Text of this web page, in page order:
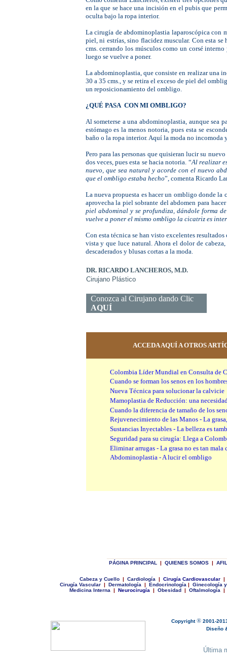
en la que se hace una incisión en el pubis que
oculta bajo la ropa interior.
La cirugía de abdominoplastia laparoscópica con
piel, ni estrías, sino flacidez muscular. Con esta
cms. cerrando los músculos como un corsé
luego se vuelve a poner.
La abdominoplastia, que consiste en realizar una
30 a 35 cms., y se retira el exceso de piel del
un reposicionamiento del ombligo.
¿QUÉ PASA CON MI OMBLIGO?
Al someterse a una abdominoplastia, aunque sea
estómago es la menos notoria, pues esta se
baño o la ropa interior. Aquí la moda no incomoda
Pero para las personas que quisieran lucir su
dos veces, pues esta se hacia notoria. “Al realizar
nuevo, que sea natural y acorde con el nuevo
que el ombligo estaba hecho”, comenta Ricardo
La nueva propuesta es hacer un ombligo donde
aprovecha la piel sobrante del abdomen para
piel abdominal y se profundiza, dándole forma
vuelve a poner el mismo ombligo la cicatriz es
Con esta técnica se han visto excelentes
vista y que luce natural. Ahora el dolor de
descaderados y blusas cortas a la moda.
DR. RICARDO LANCHEROS, M.D.
Cirujano Plástico
Conozca al Cirujano dando Clic
AQUÍ
ACCEDA AQUÍ A OTROS
Colombia Líder Mundial en Consulta de
Cuando se forman los senos en los
Nueva Técnica para solucionar la calvicie
Mamoplastia de Reducción: una
Cuando la diferencia de tamaño de los
Rejuvenecimiento de las Manos - La
Sustancias Inyectables - La belleza es
Seguridad para su cirugía: Llega a
Eliminar arrugas - La grasa no es tan mala
Abdominoplastia - A lucir el ombligo
PÁGINA PRINCIPAL | QUIENES SOMOS | A
Cabeza y Cuello | Cardiología | Cirugía Cardiovascular |
Cirugía Vascular | Dermatología | Endocrinología | Ginecología
Medicina Interna
| Neurocirugía | Obesidad | Oftalmología |
Copyright® 2001-
Diseño &
Última